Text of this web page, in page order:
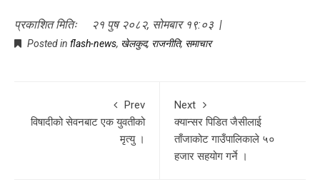
प्रकाशित मितिः २१ पुष २०८२, सोमबार १९:०३ |
Posted in flash-news, खेलकुद, राजनीति, समाचार
Prev
विषादीको सेवनबाट एक युवतीको
मृत्यु ।
Next
क्यान्सर पिडित जैसीलाई
ताँजाकोट गाउँपालिकाले ५०
हजार सहयोग गर्ने ।